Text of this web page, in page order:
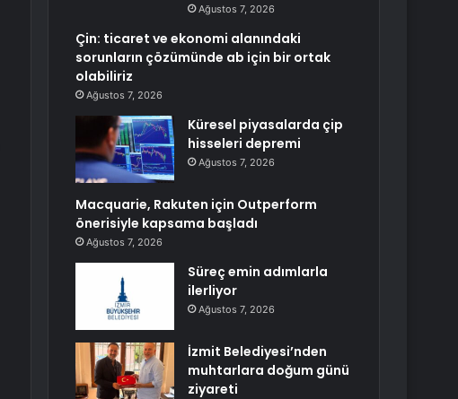
Ağustos 7, 2026
Çin: ticaret ve ekonomi alanındaki
sorunların çözümünde ab için bir ortak
olabiliriz
Ağustos 7, 2026
Küresel piyasalarda çip
hisseleri depremi
Ağustos 7, 2026
Macquarie, Rakuten için Outperform
önerisiyle kapsama başladı
Ağustos 7, 2026
Süreç emin adımlarla
ilerliyor
Ağustos 7, 2026
İzmit Belediyesi’nden
muhtarlara doğum günü
ziyareti